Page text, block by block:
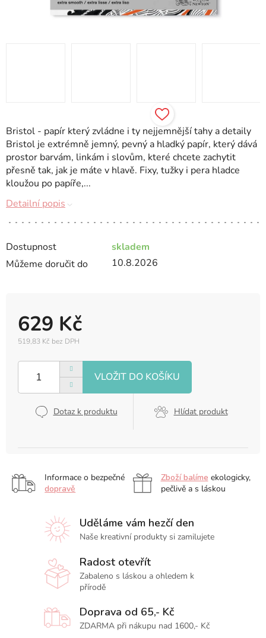
Dostupnost
skladem
Můžeme doručit do
10.8.2026
629 Kč
519,83 Kč bez DPH
cena:
Dotaz k produktu Hlídat produkt
Bristol - papír který zvládne i ty nejjemnější tahy a detaily
Bristol je extrémně jemný, pevný a hladký papír, který dává
prostor barvám, linkám i slovům, které chcete zachytit
přesně tak, jak je máte v hlavě. Fixy, tužky i pera hladce
kloužou po papíře,...
Detailní popis
Informace o bezpečné
dopravě
Zboží balíme ekologicky,
pečlivě a s láskou
Uděláme vám hezčí den
Naše kreativní produkty si zamilujete
Radost otevřít
Zabaleno s láskou a ohledem k
přírodě
Doprava od 65,- Kč
ZDARMA při nákupu nad 1600,- Kč